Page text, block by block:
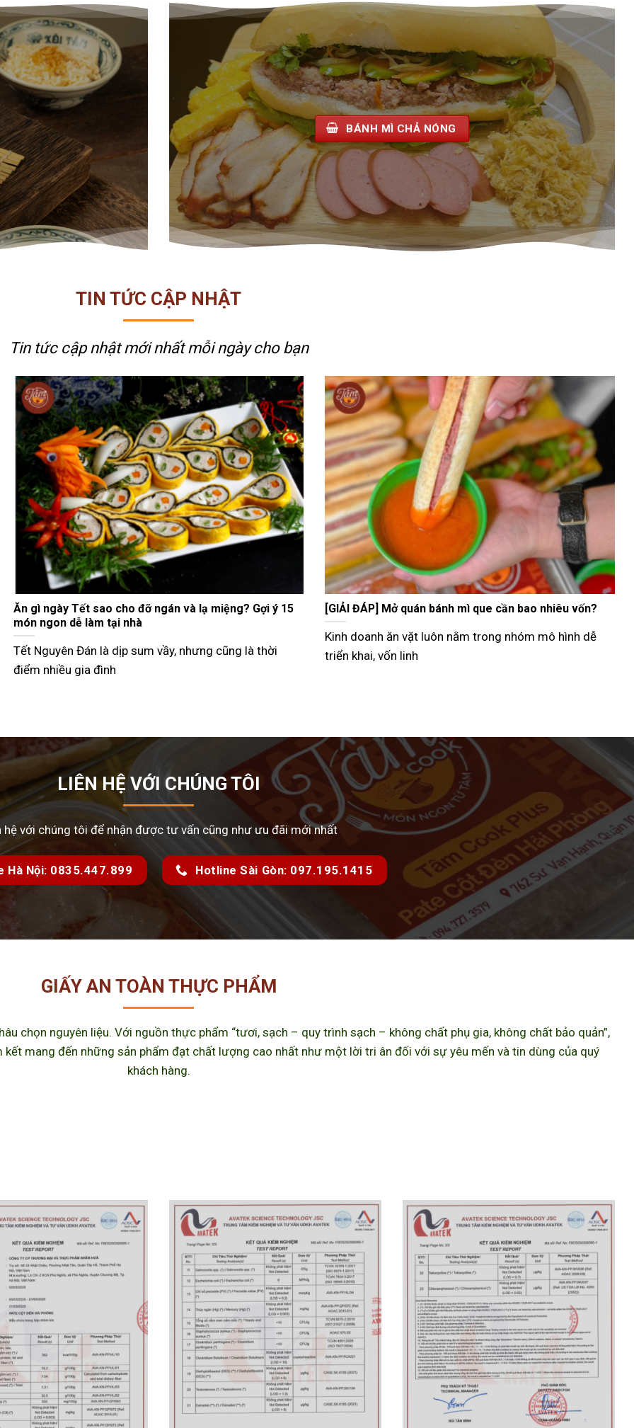
BÁNH MÌ CHẢ NÓNG
TIN TỨC CẬP NHẬT
Tin tức cập nhật mới nhấtmỗi ngày cho bạn
Gợi ý các món đãi khách ngày Tết đầy đủ 3 miền
Tết Nguyên Đán không chỉ là dịp đoàn viên mà còn là
thời điểm các
Tư vấn bán bánh mì que vỉa hè từ A–Z hiệu quả nhất
Hiện nay, nhiều người lựa chọn mô hình bán bánh mì
que vỉa hè như
LIÊN HỆ VỚI CHÚNG TÔI
hệ với chúng tôi để nhận được tư vấn cũng như ưu đãi mới nhất
Hà Nội: 0835.447.899 Hotline Sài Gòn: 097.195.1415
GIẤY AN TOÀN THỰC PHẨM
chọn nguyên liệu. Với nguồn thực phẩm “tươi, sạch – quy trình sạch – không chất phụ gia, không chất bảo quản”,
mang đến những sản phẩm đạt chất lượng cao nhất như một lời tri ân đối với sự yêu mến và tin dùng của quý
khách hàng.